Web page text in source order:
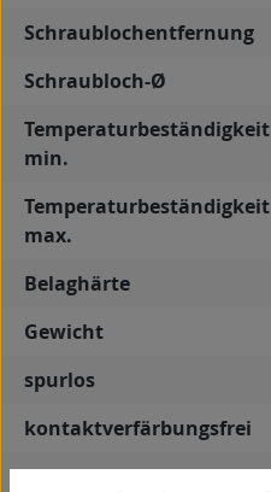
Schraublochentfernung
Schraubloch-Ø
Temperaturbeständigkeit
min.
Temperaturbeständigkeit
max.
Belaghärte
Gewicht
spurlos
kontaktverfärbungsfrei
antistatisch